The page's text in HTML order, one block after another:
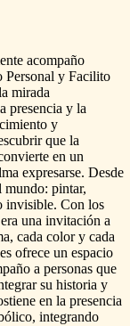
acompaño
Personal y Facilito
mirada
presencia y la
y
que la
en un
expresarse. Desde
mundo: pintar,
invisible. Con los
era una invitación a
cada color y cada
ofrece un espacio
a personas que
su historia y
en la presencia
integrando